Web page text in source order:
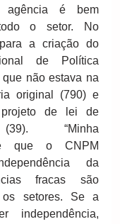
é bem
o setor. No
a criação do
de Política
não estava na
original (790) e
de lei de
“Minha
que o CNPM
da
fracas são
os setores. Se a
independência,